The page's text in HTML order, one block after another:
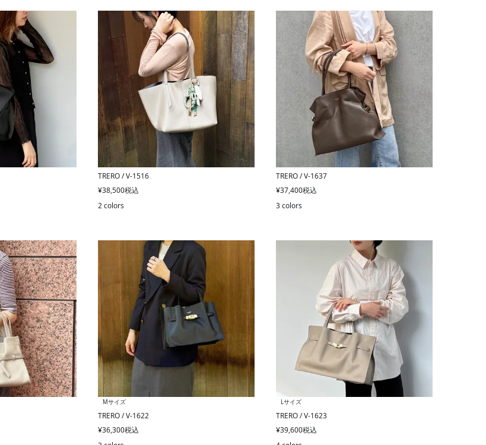
TRERO / V-1516
¥38,500税込
2 colors
TRERO / V-1637
¥37,400税込
3 colors
Mサイズ
TRERO / V-1622
¥36,300税込
Lサイズ
TRERO / V-1623
¥39,600税込